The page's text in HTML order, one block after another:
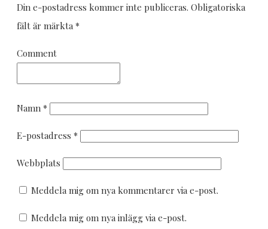
Din e-postadress kommer inte publiceras. Obligatoriska
fält är märkta *
Comment
Namn *
E-postadress *
Webbplats
Meddela mig om nya kommentarer via e-post.
Meddela mig om nya inlägg via e-post.